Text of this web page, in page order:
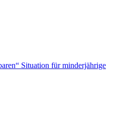
Situation für minderjährige